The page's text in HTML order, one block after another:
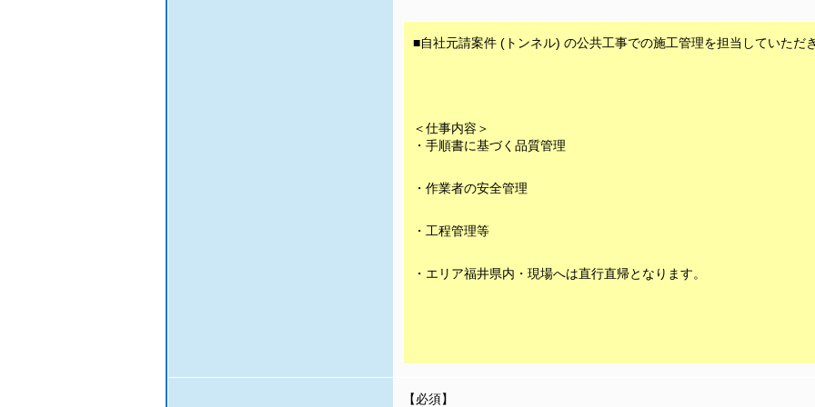
■自社元請案件 (トンネル) の公共工事での施工管理を担当していただ
＜仕事内容＞
・手順書に基づく品質管理
・作業者の安全管理
・工程管理等
・エリア福井県内・現場へは直行直帰となります。
【必須】